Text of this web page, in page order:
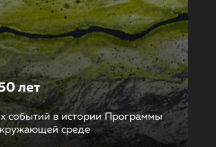
лет
событий в истории Программы
среде